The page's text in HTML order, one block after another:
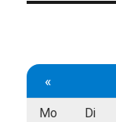
«
Mo Di